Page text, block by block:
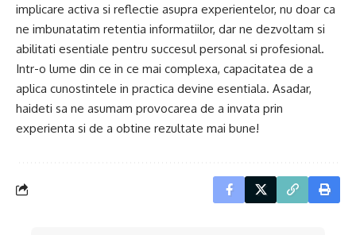
implicare activa si reflectie asupra experientelor, nu doar ca
ne imbunatatim retentia informatiilor, dar ne dezvoltam si
abilitati esentiale pentru succesul personal si profesional.
Intr-o lume din ce in ce mai complexa, capacitatea de a
aplica cunostintele in practica devine esentiala. Asadar,
haideti sa ne asumam provocarea de a invata prin
experienta si de a obtine rezultate mai bune!